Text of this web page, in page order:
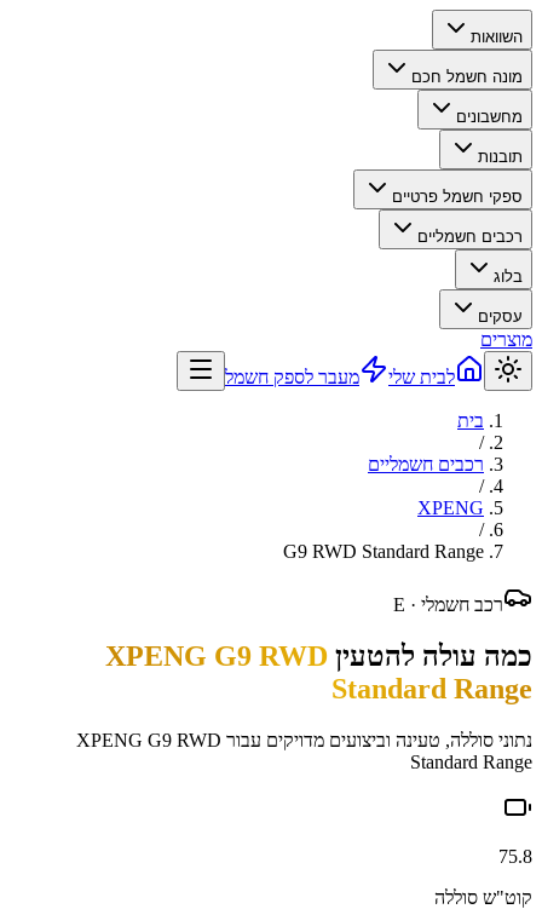
השוואות
מונה חשמל חכם
מחשבונים
תובנות
ספקי חשמל פרטיים
רכבים חשמליים
בלוג
עסקים
מוצרים
לבית שלי
מעבר לספק חשמל
בית
/
רכבים חשמליים
/
XPENG
/
G9 RWD Standard Range
רכב חשמלי · E
כמה עולה להטעין XPENG G9 RWD
Standard Range
נתוני סוללה, טעינה וביצועים מדויקים עבור XPENG G9 RWD
Standard Range
75.8
קוט"ש סוללה